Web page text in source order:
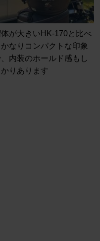
が大きいHK-170と比べ
なりコンパクトな印象
内装のホールド感もし
かりあります